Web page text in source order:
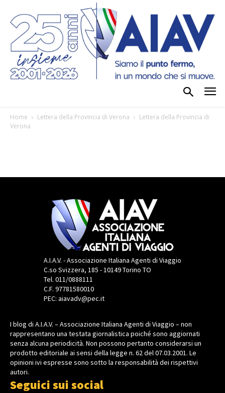
Home Lettera della Provincia di Verona
Lettera della Provincia di
Verona
A.I.A.V. - Associazione Italiana Agenti di Viaggio
C.so Svizzera, 185 - 10149 Torino TO
Tel. 011/0888111
C.F. 97781580010
PEC: aiavadv@pec.it
I blog di A.I.A.V. – Associazione Italiana Agenti di Viaggio – non
rappresentano una testata giornalistica poiché sono aggiornati
senza alcuna periodicità. Non possono pertanto considerarsi un
prodotto editoriale ai sensi della legge n. 62 del 07.03.2001. Le
opinioni ivi espresse sono sotto la responsabilità dei rispettivi
autori.
Seguici sui social